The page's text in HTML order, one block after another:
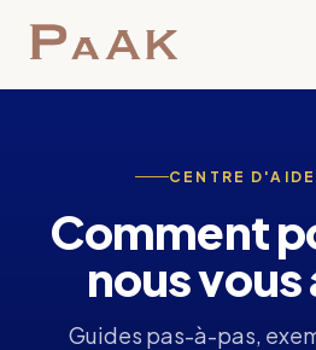
CENTRE
Comment
nous vous
Guides pas-à-pas,